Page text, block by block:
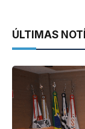
ÚLTIMAS